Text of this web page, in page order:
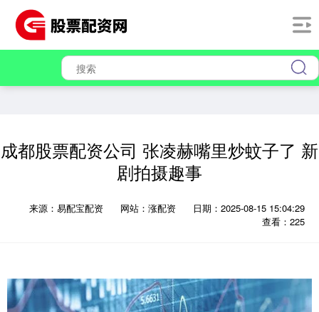
成都股票配资公司 张凌赫嘴里炒蚊子了 新
剧拍摄趣事
来源：易配宝配资 网站：涨配资
日期：2025-08-15 15:04:29
查看：225